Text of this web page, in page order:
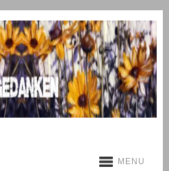
MENU